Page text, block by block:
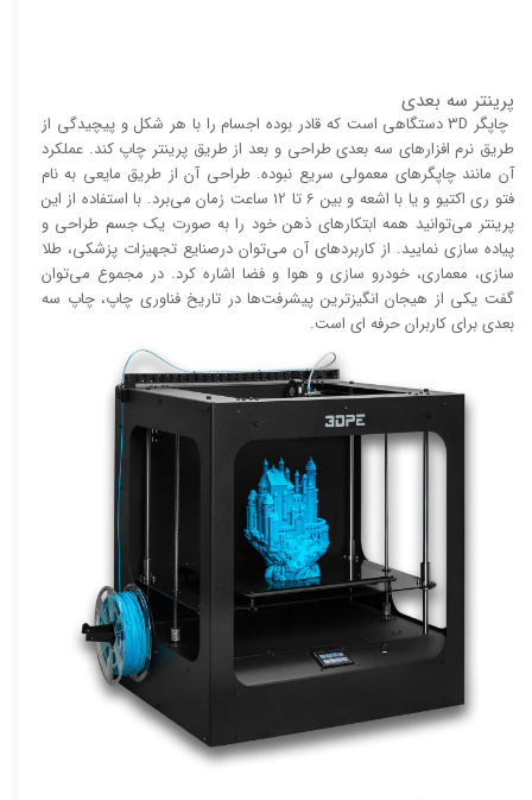
پرینتر سه بعدی
چاپگر 3D دستگاهی است که قادر بوده اجسام را با هر شکل و پیچیدگی از
طریق نرم افزار‌های سه بعدی طراحی و بعد از طریق پرینتر چاپ کند. عملکرد
آن مانند چاپگر‌های معمولی سریع نبوده. طراحی آن از طریق مایعی به نام
فتو ری اکتیو و یا با اشعه و بین 6 تا 12 ساعت زمان می‌برد. با استفاده از این
پرینتر می‌توانید همه ابتکار‌های ذهن خود را به صورت یک جسم طراحی و
پیاده سازی نمایید. از کاربرد‌های آن می‌توان درصنایع تجهیزات پزشکی، طلا
سازی، معماری، خودرو سازی و هوا و فضا اشاره کرد. در مجموع می‌توان
گفت یکی از هیجان انگیز‌‌ترین پیشرفت‌ها در تاریخ فناوری چاپ، چاپ سه
بعدی برای کاربران حرفه ای است.